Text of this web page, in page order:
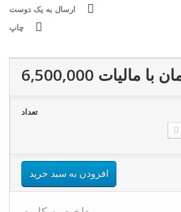
ارسال به یک دوست
چاپ
تومان با ماليات
تعداد
افزودن به سبد خرید